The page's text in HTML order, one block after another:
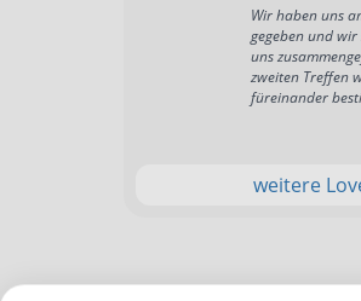
Wir haben uns
gegeben und
uns
zweiten Treffen
füreinander
weitere